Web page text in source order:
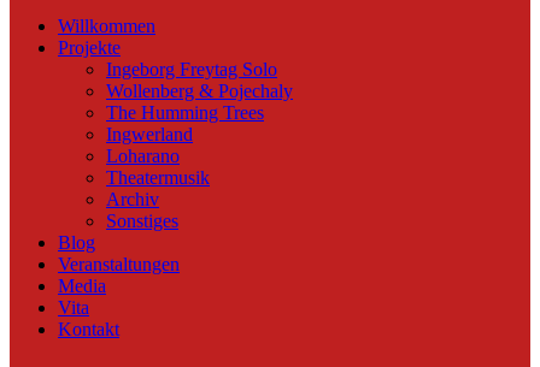
Willkommen
Projekte
Ingeborg Freytag Solo
Wollenberg & Pojechaly
The Humming Trees
Ingwerland
Loharano
Theatermusik
Archiv
Sonstiges
Blog
Veranstaltungen
Media
Vita
Kontakt